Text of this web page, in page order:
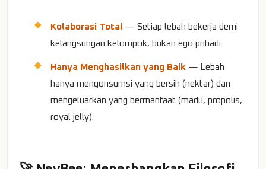
Kolaborasi Total — Setiap lebah bekerja demi
kelangsungan kelompok, bukan ego pribadi.
Hanya Menghasilkan yang Baik — Lebah
hanya mengonsumsi yang bersih (nektar) dan
mengeluarkan yang bermanfaat (madu, propolis,
royal jelly).